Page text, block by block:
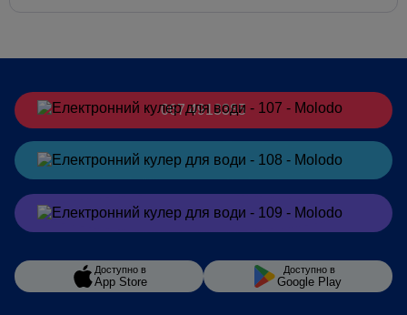
067 4913385
Замовитив Telegram
Замовитив Viber
Доступно в
App Store
Доступно в
Google Play